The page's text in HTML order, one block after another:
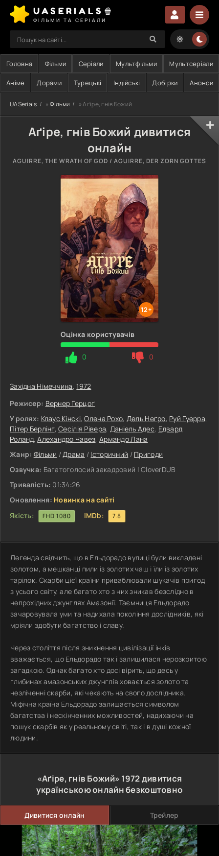
UASERIALS🍿
ФІЛЬМИ ТА СЕРІАЛИ
Головна Фільми Серіали Мультфільми Мультсеріали
Аніме Дорами Турецькі Індійські Добірки Анонси
UASerials » Фільми » Аґіре, гнів Божий
Аґіре, гнів Божий дивитися
онлайн
AGUIRRE, THE WRATH OF GOD / AGUIRRE, DER ZORN GOTTES
12+
Оцінка користувачів
0 0
Західна Німеччина,1972
Режисер: Вернер Герцоґ
У ролях: Клаус Кінскі,Олена Рохо, Дель Неґро, Руй Гуерра,
Пітер Берлінґ,Сесілія Рівера, Даніель Адес, Едвард
Роланд,Алехандро Чавез,Армандо Лана
Жанр: Фільми /Драма / Історичний / Пригоди
Озвучка: Багатоголосий закадровий | CloverDUB
Тривалість: 01:34:26
Оновлення: Новинка на сайті
Якість:
FHD 1080 IMDb: 7.8
Легенда свідчить, що в Ельдорадо вулиці були викладені
золотом, а мешканці пили із золотих чаш і їли із золотих
тарілок. Скарби цієї країни приваблювали шукачів пригод
з усього світу, але багато хто з них зникав безслідно в
непрохідних джунглях Амазонії. Таємниця Ельдорадо
зачаровувала уми та надихала покоління дослідників, які
мріяли здобути багатство і славу.
Через століття після зникнення цивілізації інків
вважається, що Ельдорадо так і залишилася нерозкритою
загадкою. Однак багато хто досі вірить, що десь у
глибинах амазонських джунглів ховається золото та
незліченні скарби, які чекають на свого дослідника.
Міфічна країна Ельдорадо залишається символом
багатства і нескінченних можливостей, надихаючи на
пошук скарбів як у реальному світі, так і в душі кожної
людини.
«Аґіре, гнів Божий» 1972дивитися
українською онлайн безкоштовно
Дивитися онлайн Трейлер